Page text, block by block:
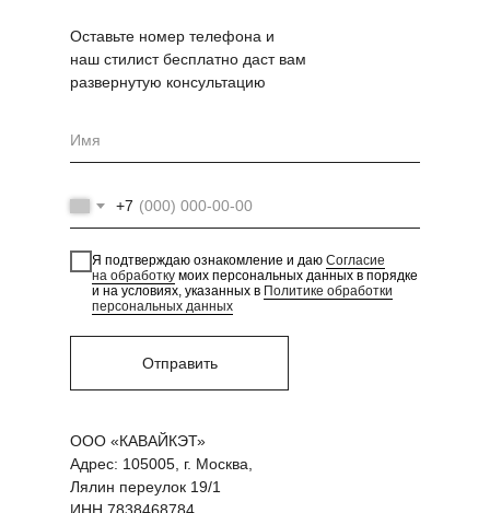
Оставьте номер телефона и
наш стилист бесплатно даст вам
развернутую консультацию
+7
Я подтверждаю ознакомление и даю Согласие
на обработку моих персональных данных в порядке
и на условиях, указанных в Политике обработки
персональных данных
Отправить
ООО «КАВАЙКЭТ»
Адрес: 105005, г. Москва,
Лялин переулок 19/1
ИНН 7838468784